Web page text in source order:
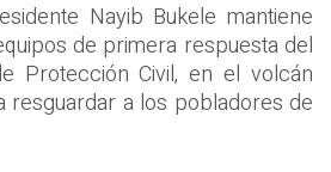
Nayib Bukele mantiene
de primera respuesta del
Protección Civil, en el volcán
resguardar a los pobladores de